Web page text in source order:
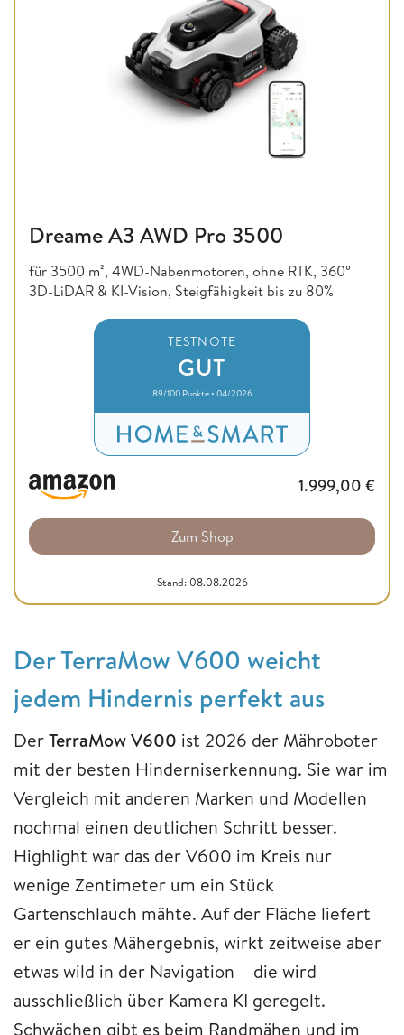
Dreame A3 AWD Pro 3500
für 3500 m², 4WD-Nabenmotoren, ohne RTK, 360°
3D-LiDAR & KI-Vision, Steigfähigkeit bis zu 80%
TESTNOTE
GUT
89/100 Punkte • 04/2026
1.999,00 €
Zum Shop
Stand: 08.08.2026
Der TerraMow V600 weicht
jedem Hindernis perfekt aus
DerTerraMow V600 ist 2026 der Mähroboter
mit der besten Hinderniserkennung. Sie war im
Vergleich mit anderen Marken und Modellen
nochmal einen deutlichen Schritt besser.
Highlight war das der V600 im Kreis nur
wenige Zentimeter um ein Stück
Gartenschlauch mähte. Auf der Fläche liefert
er ein gutes Mähergebnis, wirkt zeitweise aber
etwas wild in der Navigation – die wird
ausschließlich über Kamera KI geregelt.
Schwächen gibt es beim Randmähen und im